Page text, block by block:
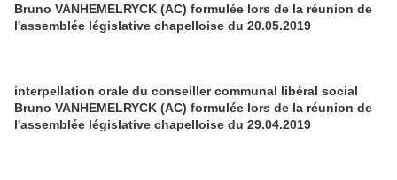
Bruno VANHEMELRYCK (AC) formulée lors de la réunion de
l'assemblée législative chapelloise du 20.05.2019
interpellation orale du conseiller communal libéral social
Bruno VANHEMELRYCK (AC) formulée lors de la réunion de
l'assemblée législative chapelloise du 29.04.2019